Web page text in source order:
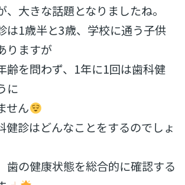
、大きな話題となりましたね。
は1歳半と3歳、学校に通う子供
りますが
齢を問わず、1年に1回は歯科健
に
せん
健診はどんなことをするのでしょ
歯の健康状態を総合的に確認する